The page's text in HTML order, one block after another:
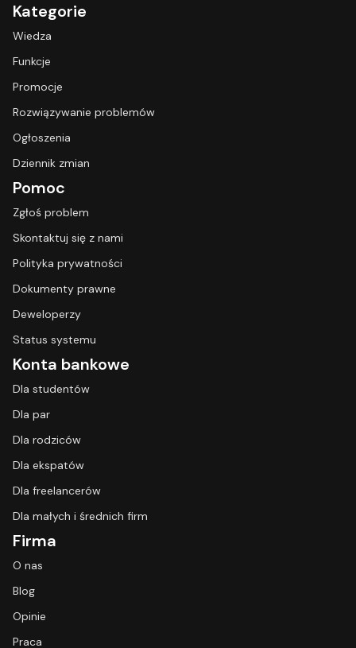
Kategorie
Wiedza
Funkcje
Promocje
Rozwiązywanie problemów
Ogłoszenia
Dziennik zmian
Pomoc
Zgłoś problem
Skontaktuj się z nami
Polityka prywatności
Dokumenty prawne
Deweloperzy
Status systemu
Konta bankowe
Dla studentów
Dla par
Dla rodziców
Dla ekspatów
Dla freelancerów
Dla małych i średnich firm
Firma
O nas
Blog
Opinie
Praca